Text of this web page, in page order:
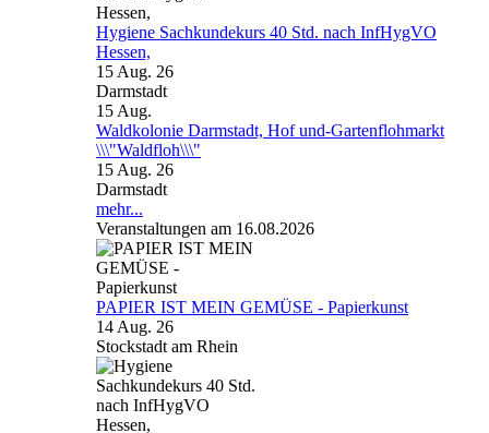
Hygiene Sachkundekurs 40 Std. nach InfHygVO
Hessen,
15 Aug. 26
Darmstadt
15 Aug.
Waldkolonie Darmstadt, Hof und-Gartenflohmarkt
\\\"Waldfloh\\\"
15 Aug. 26
Darmstadt
mehr...
Veranstaltungen am 16.08.2026
PAPIER IST MEIN GEMÜSE - Papierkunst
14 Aug. 26
Stockstadt am Rhein